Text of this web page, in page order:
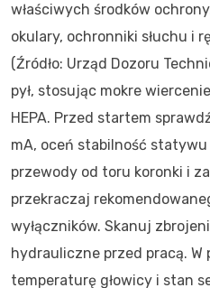
właściwych środków
okulary, ochronniki słuchu i
(Źródło: Urząd Dozoru
pył, stosując mokre
HEPA. Przed startem
mA, oceń stabilność
przewody od toru koronki i
przekraczaj
wyłączników. Skanuj
hydrauliczne przed pracą.
temperaturę głowicy i stan